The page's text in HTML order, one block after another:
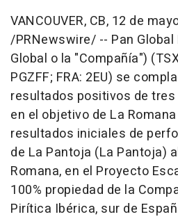
VANCOUVER, CB, 12 de
/PRNewswire/ -- Pan
Global o la "Compañía")
PGZFF; FRA: 2EU) se
resultados positivos de
en el objetivo de La
resultados iniciales de
de La Pantoja (La Pantoja)
Romana, en el Proyecto
100% propiedad de la
Pirítica Ibérica, sur de